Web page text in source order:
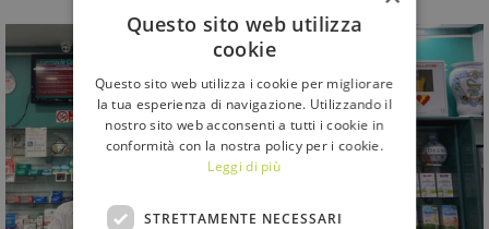
Questo sito web utilizza
cookie
Questo sito web utilizza i cookie per migliorare
la tua esperienza di navigazione. Utilizzando il
nostro sito web acconsenti a tutti i cookie in
conformità con la nostra policy per i cookie.
Leggi di più
STRETTAMENTE NECESSARI